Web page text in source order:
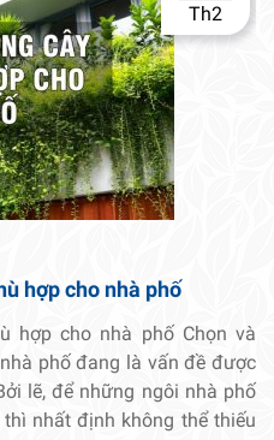
Th2
hợp cho nhà phố
hợp cho nhà phố Chọn và
phố đang là vấn đề được
lẽ, để những ngôi nhà phố
nhất định không thể thiếu